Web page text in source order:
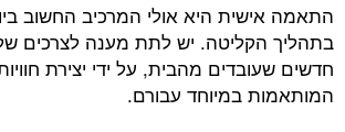
התאמה אישית היא אולי המרכיב החשוב
בתהליך הקליטה. יש לתת מענה לצרכים
חדשים שעובדים מהבית, על ידי יצירת
המותאמות במיוחד עבורם.